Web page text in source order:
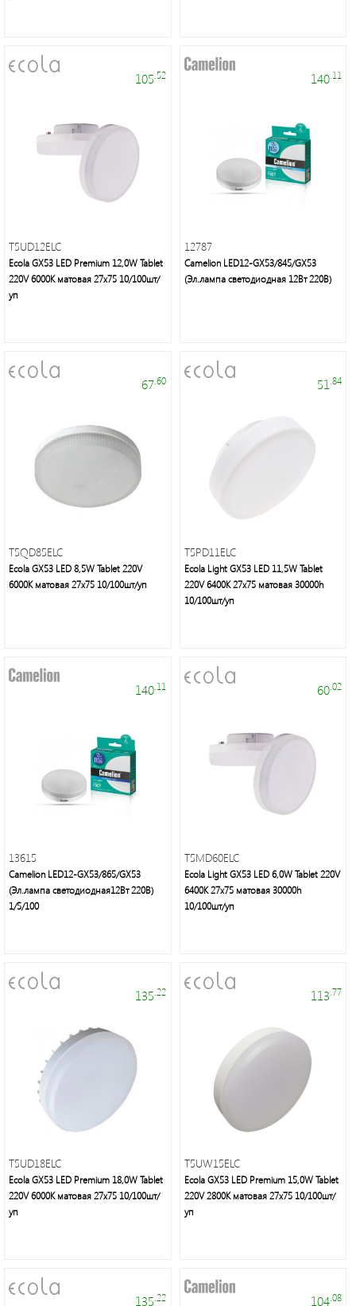
Осветительная
техника:
люстры,
бра,
освещение
Элементы
светильники,
галогенные
и
подсветка,
торшеры,
споты
Электроустановочные
изделия
освещение,
уличные
105 .52
T5UD12ELC
Ecola GX53 LED Premium 12,0W Tablet
220V 6000K матовая 27x75 10/100шт/
уп
140.11
12787
Camelion LED12-GX53/845/GX53
(Эл.лампа светодиодная 12Вт 220В)
67.60
T5QD85ELC
Ecola GX53 LED 8,5W Tablet 220V
6000K матовая 27x75 10/100шт/уп
51 .84
T5PD11ELC
Ecola Light GX53 LED 11,5W Tablet
220V 6400K 27x75 матовая 30000h
10/100шт/уп
140 .11
13615
Camelion LED12-GX53/865/GX53
(Эл.лампа светодиодная12Вт 220В)
1/5/100
60.02
T5MD60ELC
Ecola Light GX53 LED 6,0W Tablet 220V
6400K 27x75 матовая 30000h
10/100шт/уп
135 .22
T5UD18ELC
Ecola GX53 LED Premium 18,0W Tablet
220V 6000K матовая 27x75 10/100шт/
уп
113 .77
T5UW15ELC
Ecola GX53 LED Premium 15,0W Tablet
220V 2800K матовая 27x75 10/100шт/
уп
135 .22 104 .08